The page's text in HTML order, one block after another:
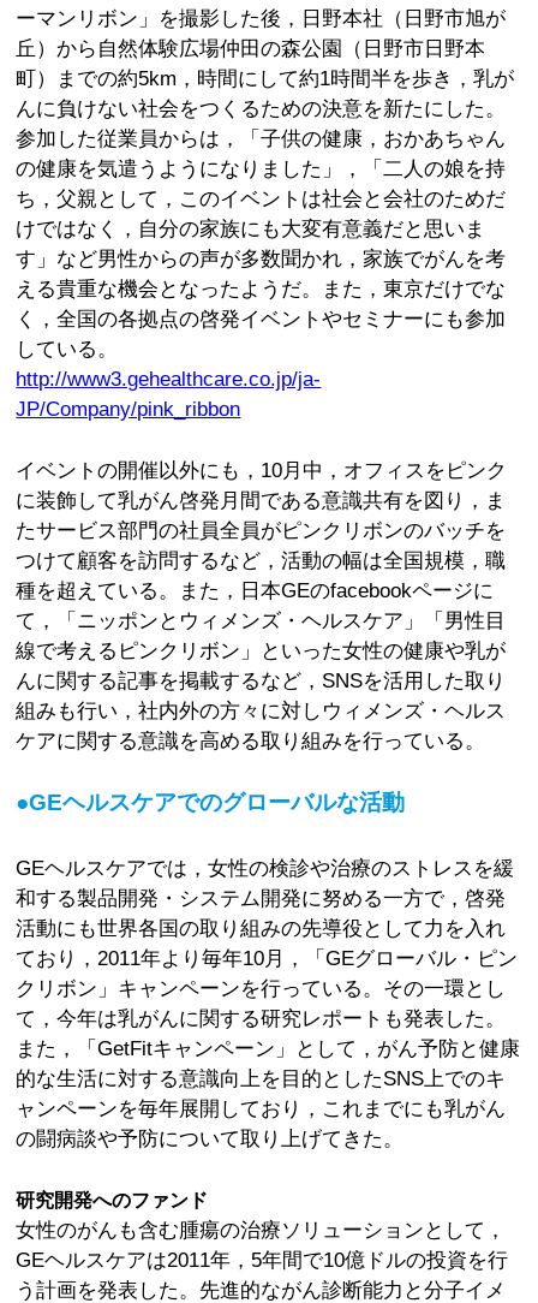
ーマンリボン」を撮影した後，日野本社（日野市旭が
丘）から自然体験広場仲田の森公園（日野市日野本
町）までの約5km，時間にして約1時間半を歩き，乳が
んに負けない社会をつくるための決意を新たにした。
参加した従業員からは，「子供の健康，おかあちゃん
の健康を気遣うようになりました」，「二人の娘を持
ち，父親として，このイベントは社会と会社のためだ
けではなく，自分の家族にも大変有意義だと思いま
す」など男性からの声が多数聞かれ，家族でがんを考
える貴重な機会となったようだ。また，東京だけでな
く，全国の各拠点の啓発イベントやセミナーにも参加
している。
http://www3.gehealthcare.co.jp/ja-
JP/Company/pink_ribbon
イベントの開催以外にも，10月中，オフィスをピンク
に装飾して乳がん啓発月間である意識共有を図り，ま
たサービス部門の社員全員がピンクリボンのバッチを
つけて顧客を訪問するなど，活動の幅は全国規模，職
種を超えている。また，日本GEのfacebookページに
て，「ニッポンとウィメンズ・ヘルスケア」「男性目
線で考えるピンクリボン」といった女性の健康や乳が
んに関する記事を掲載するなど，SNSを活用した取り
組みも行い，社内外の方々に対しウィメンズ・ヘルス
ケアに関する意識を高める取り組みを行っている。
●GEヘルスケアでのグローバルな活動
GEヘルスケアでは，女性の検診や治療のストレスを緩
和する製品開発・システム開発に努める一方で，啓発
活動にも世界各国の取り組みの先導役として力を入れ
ており，2011年より毎年10月，「GEグローバル・ピン
クリボン」キャンペーンを行っている。その一環とし
て，今年は乳がんに関する研究レポートも発表した。
また，「GetFitキャンペーン」として，がん予防と健康
的な生活に対する意識向上を目的としたSNS上でのキ
ャンペーンを毎年展開しており，これまでにも乳がん
の闘病談や予防について取り上げてきた。
研究開発へのファンド
女性のがんも含む腫瘍の治療ソリューションとして，
GEヘルスケアは2011年，5年間で10億ドルの投資を行
う計画を発表した。先進的ながん診断能力と分子イメ